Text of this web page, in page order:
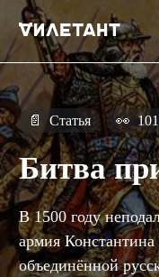
📄 Статья 👀
Битва
В 1500 году
армия Константина
объединённой